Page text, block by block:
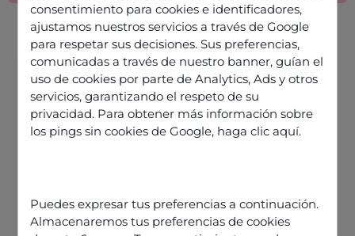
consentimiento para cookies e identificadores,
ajustamos nuestros servicios a través de Google
para respetar sus decisiones. Sus preferencias,
comunicadas a través de nuestro banner, guían el
uso de cookies por parte de Analytics, Ads y otros
servicios, garantizando el respeto de su
privacidad. Para obtener más información sobre
los pings sin cookies de Google, haga clic aquí.
Puedes expresar tus preferencias a continuación.
Almacenaremos tus preferencias de cookies
Information
Published on 12 December 2025
Share this article
Download document